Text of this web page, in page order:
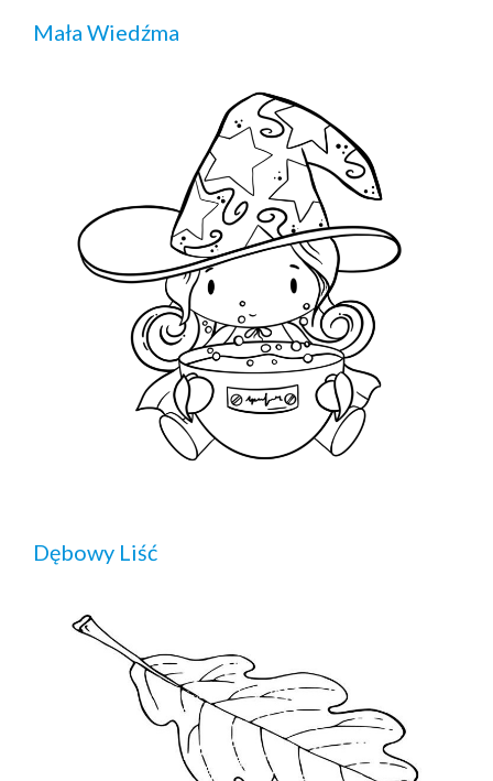
Mała Wiedźma
Dębowy Liść